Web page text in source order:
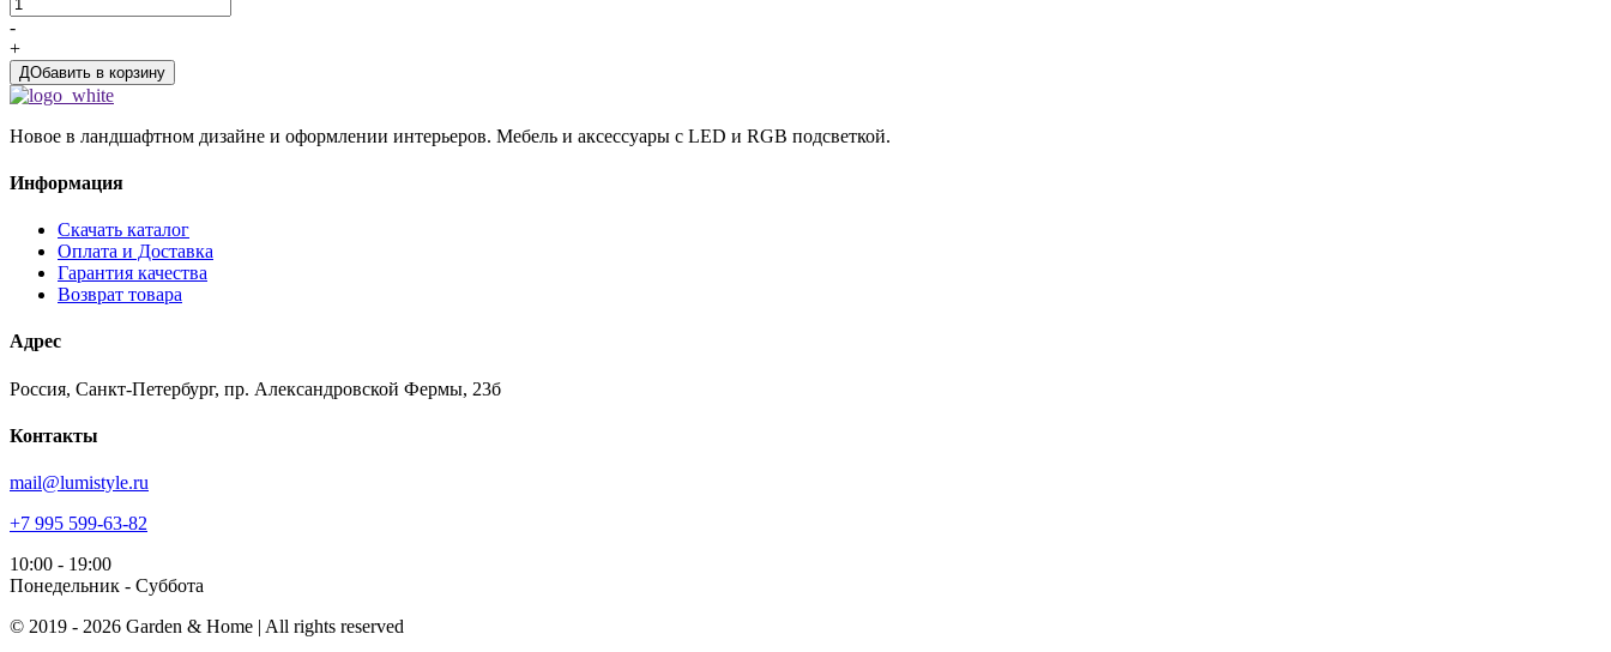
-
+
ДОбавить в корзину
Новое в ландшафтном дизайне и оформлении интерьеров. Мебель и аксессуары с LED и RGB подсветкой.
Информация
Скачать каталог
Оплата и Доставка
Гарантия качества
Возврат товара
Адрес
Россия, Санкт-Петербург, пр. Александровской Фермы, 23б
Контакты
mail@lumistyle.ru
+7 995 599-63-82
10:00 - 19:00
Понедельник - Суббота
© 2019 - 2026 Garden & Home | All rights reserved